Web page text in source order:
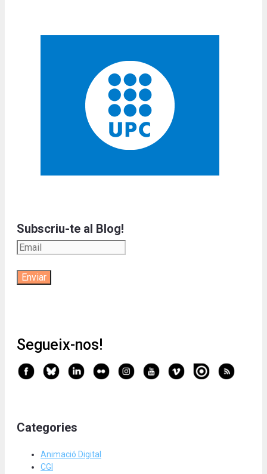
Subscriu-te al Blog!
Segueix-nos!
Categories
Animació Digital
CGI